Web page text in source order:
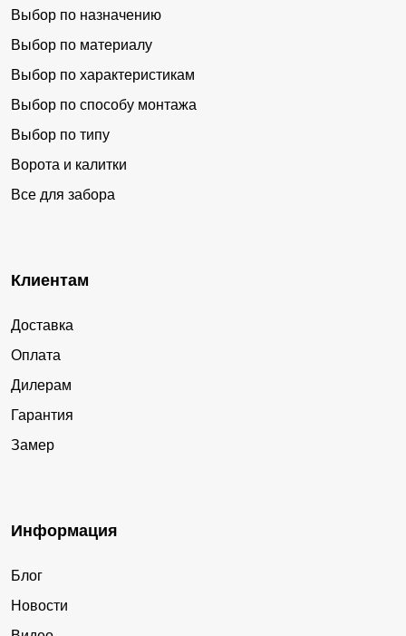
Выбор по назначению
Выбор по материалу
Выбор по характеристикам
Выбор по способу монтажа
Выбор по типу
Ворота и калитки
Все для забора
Клиентам
Доставка
Оплата
Дилерам
Гарантия
Замер
Информация
Блог
Новости